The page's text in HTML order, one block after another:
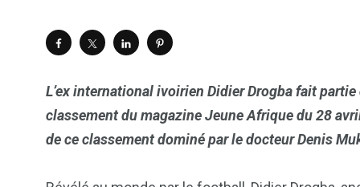
L’ex international ivoirien Didier Drogba fait
classement du magazine Jeune Afrique du 28
de ce classement dominé par le docteur Denis